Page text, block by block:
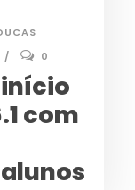
0
com